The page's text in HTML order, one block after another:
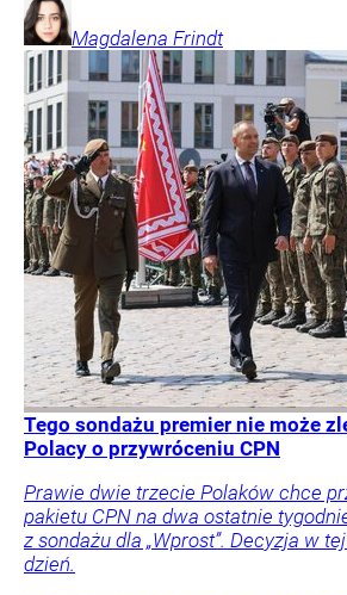
Magdalena Frindt
Tego sondażu premier nie może
Polacy o przywróceniu CPN
Prawie dwie trzecie Polaków chce
pakietu CPN na dwa ostatnie
z sondażu dla „Wprost”. Decyzja w
dzień.